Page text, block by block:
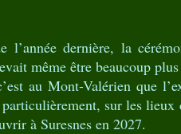
l’année dernière, la
même être beaucoup
au Mont-Valérien que
sur les
à Suresnes en 2027.